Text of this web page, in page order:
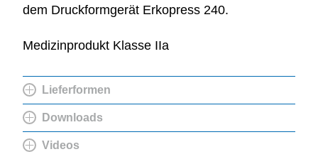
dem Druckformgerät Erkopress 240.
Medizinprodukt Klasse IIa
Lieferformen
Downloads
Videos